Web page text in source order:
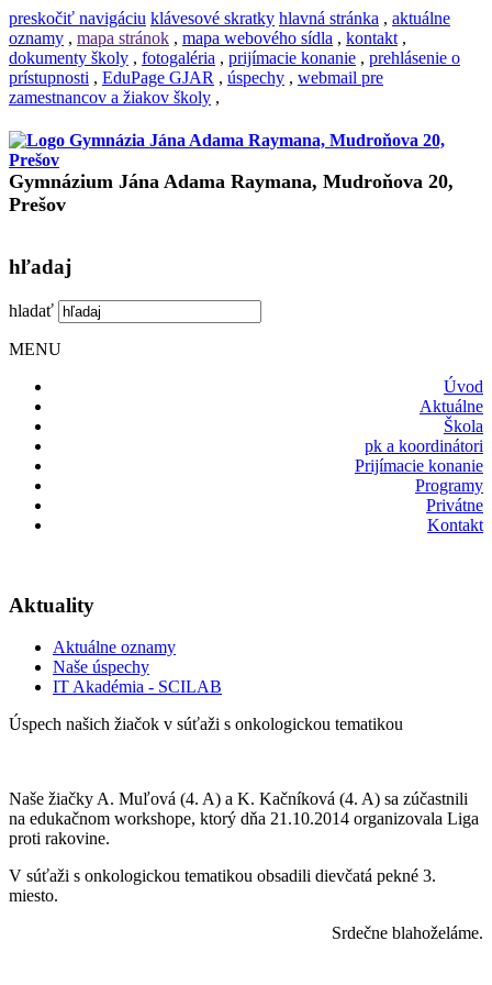
preskočiť navigáciu klávesové skratky hlavná stránka , aktuálne
oznamy , mapa stránok , mapa webového sídla , kontakt ,
dokumenty školy , fotogaléria , prijímacie konanie , prehlásenie o
prístupnosti , EduPage GJAR , úspechy , webmail pre
zamestnancov a žiakov školy ,
Gymnázium Jána Adama Raymana, Mudroňova 20,
Prešov
hľadaj
hladať
MENU
Úvod
Aktuálne
Škola
pk a koordinátori
Prijímacie konanie
Programy
Privátne
Kontakt
Aktuality
Aktuálne oznamy
Naše úspechy
IT Akadémia - SCILAB
Úspech našich žiačok v súťaži s onkologickou tematikou
Naše žiačky A. Muľová (4. A) a K. Kačníková (4. A) sa zúčastnili
na edukačnom workshope, ktorý dňa 21.10.2014 organizovala Liga
proti rakovine.
V súťaži s onkologickou tematikou obsadili dievčatá pekné 3.
miesto.
Srdečne blahoželáme.